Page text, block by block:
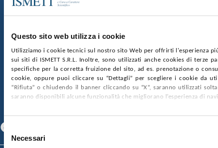
Questo sito web utilizza i cookie
Utilizziamo i cookie tecnici sul nostro sito Web per offrirti l'esperienza
sui siti di ISMETT S.R.L. Inoltre, sono utilizzati anche cookies di terze
specifiche per la corretta fruizione del sito, ad es. prenotazione o
cookie, oppure puoi cliccare su “Dettagli” per scegliere i cookie da
“Rifiuta” o chiudendo il banner cliccando su “X”, saranno utilizzati
saranno disponibili alcune funzionalità che migliorano l’esperienza di
Selezione
delNecessari
Via Discesa dei Giudici 4 90133 Palermo
nr. REA PA-201818 P.I. 04544550827
SOCIETÀ TRASPARENTE WHISTLEBLOWING
GARE E CONTRATTIPRIVACYCOOKIE POLICY
SOSTIENICIMAPPA DEL SITOACCESSIBILITÀ
CONTATTI